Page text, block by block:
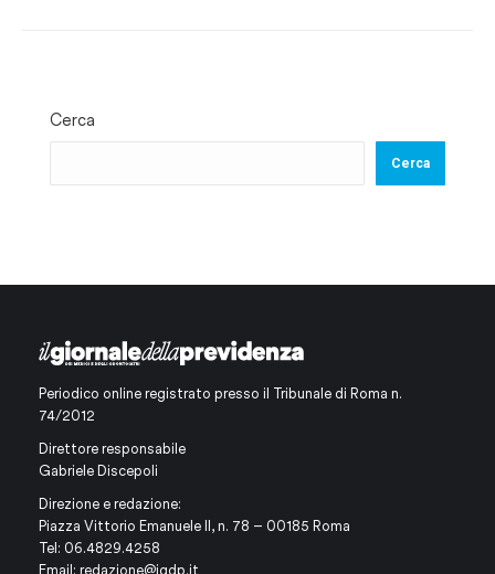
Cerca
Cerca
Periodico online registrato presso il Tribunale di Roma n.
74/2012
Direttore responsabile
Gabriele Discepoli
Direzione e redazione:
Piazza Vittorio Emanuele II, n. 78 – 00185 Roma
Tel: 06.4829.4258
Email: redazione@igdp.it